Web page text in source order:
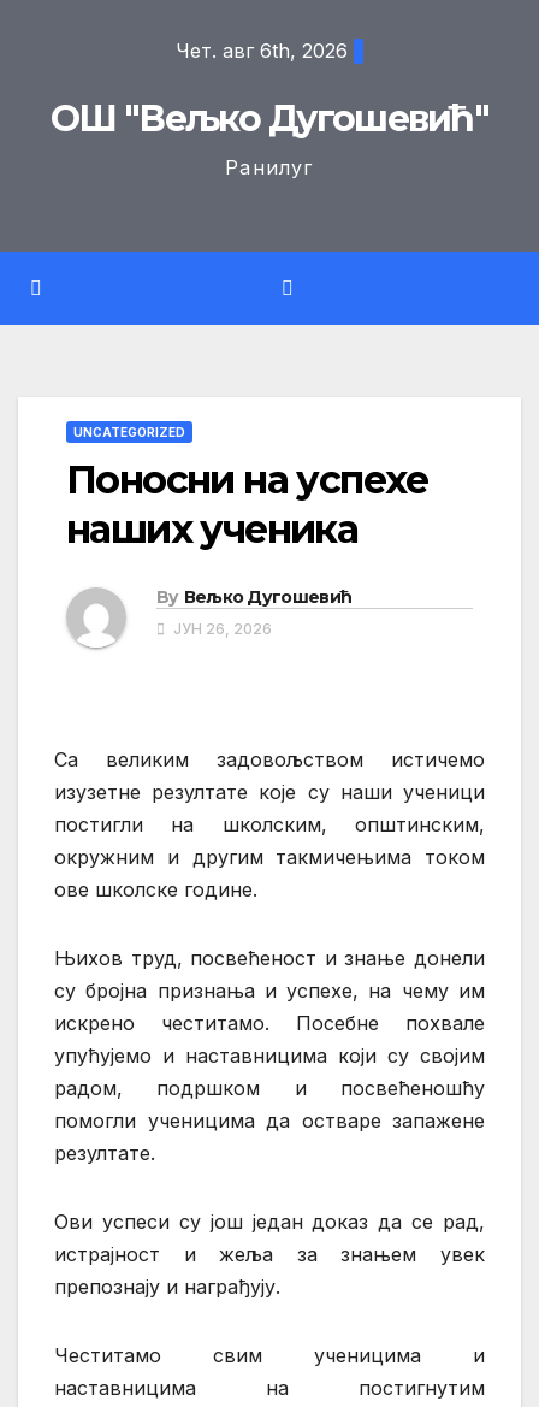
Чет. авг 6th, 2026
ОШ "Вељко Дугошевић"
Ранилуг
UNCATEGORIZED
Поносни на успехе
наших ученика
By Вељко Дугошевић
ЈУН 26, 2026
Са великим задовољством истичемо
изузетне резултате које су наши ученици
постигли на школским, општинским,
окружним и другим такмичењима током
ове школске године.
Њихов труд, посвећеност и знање донели
су бројна признања и успехе, на чему им
искрено честитамо. Посебне похвале
упућујемо и наставницима који су својим
радом, подршком и посвећеношћу
помогли ученицима да остваре запажене
резултате.
Ови успеси су још један доказ да се рад,
истрајност и жеља за знањем увек
препознају и награђују.
Честитамо свим ученицима и
наставницима на постигнутим